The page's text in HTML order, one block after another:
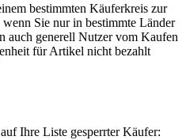
bestimmten Käuferkreis zur
Sie nur in bestimmte Länder
auch generell Nutzer vom Kaufen
für Artikel nicht bezahlt
Ihre Liste gesperrter Käufer: